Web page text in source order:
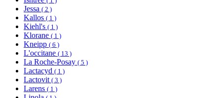
Jessa ( 2 )
Kallos ( 1 )
Kiehl's ( 1 )
Klorane ( 1 )
Kneipp ( 6 )
L'occitane ( 13 )
La Roche-Posay ( 5 )
Lactacyd ( 1 )
Lactovit ( 3 )
Larens ( 1 )